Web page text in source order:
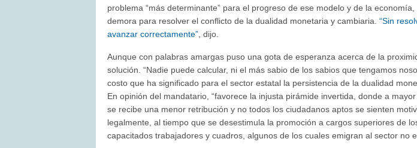
problema “más determinante” para el progreso de ese modelo y de la economía,
demora para resolver el conflicto de la dualidad monetaria y cambiaria. “Sin
avanzar correctamente” , dijo.
Aunque con palabras amargas puso una gota de esperanza acerca de la
solución. “Nadie puede calcular, ni el más sabio de los sabios que tengamos
costo que ha significado para el sector estatal la persistencia de la dualidad
En opinión del mandatario, “favorece la injusta pirámide invertida, donde a
se recibe una menor retribución y no todos los ciudadanos aptos se sienten
legalmente, al tiempo que se desestimula la promoción a cargos superiores de
capacitados trabajadores y cuadros, algunos de los cuales emigran al sector no